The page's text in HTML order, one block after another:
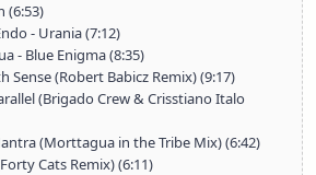
(6:53)
- Urania (7:12)
- Blue Enigma (8:35)
Sense (Robert Babicz Remix) (9:17)
(Brigado Crew & Crisstiano Italo
(Morttagua in the Tribe Mix) (6:42)
Cats Remix) (6:11)